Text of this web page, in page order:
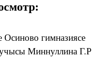
гимназиясе
Миннуллина Г.Р